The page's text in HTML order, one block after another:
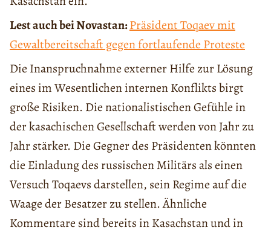
Lest auch bei Novastan:Präsident Toqaev mit
Gewaltbereitschaft gegen fortlaufende Proteste
Die Inanspruchnahme externer Hilfe zur Lösung
eines im Wesentlichen internen Konflikts birgt
große Risiken. Die nationalistischen Gefühle in
der kasachischen Gesellschaft werden von Jahr zu
Jahr stärker. Die Gegner des Präsidenten könnten
die Einladung des russischen Militärs als einen
Versuch Toqaevs darstellen, sein Regime auf die
Waage der Besatzer zu stellen. Ähnliche
Kommentare sind bereits in Kasachstan und in